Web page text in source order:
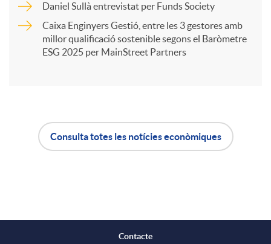
r
X
Daniel Sullà entrevistat per Funds Society
Caixa Enginyers Gestió, entre les 3 gestores amb
millor qualificació sostenible segons el Baròmetre
ESG 2025 per MainStreet Partners
Consulta totes les notícies econòmiques
Contacte